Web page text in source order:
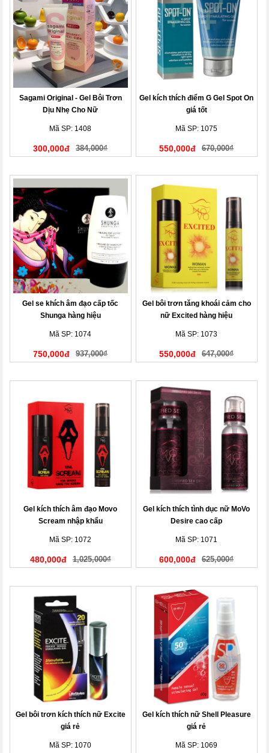
Sagami Original - Gel Bôi Trơn
Dịu Nhẹ Cho Nữ
Mã SP: 1408
300,000đ 384,000₫
Gel kích thích điểm G Gel Spot On
giá tốt
Mã SP: 1075
550,000đ 670,000₫
Gel se khích âm đạo cấp tốc
Shunga hàng hiệu
Mã SP: 1074
750,000đ 937,000₫
Gel bôi trơn tăng khoái cảm cho
nữ Excited hàng hiệu
Mã SP: 1073
550,000đ 647,000₫
Gel kích thích âm đạo Movo
Scream nhập khẩu
Mã SP: 1072
480,000đ 1,025,000₫
Gel kích thích tình dục nữ MoVo
Desire cao cấp
Mã SP: 1071
600,000đ 625,000₫
Gel bôi trơn kích thích nữ Excite
giá rẻ
Mã SP: 1070
Gel kích thích nữ Shell Pleasure
giá rẻ
Mã SP: 1069